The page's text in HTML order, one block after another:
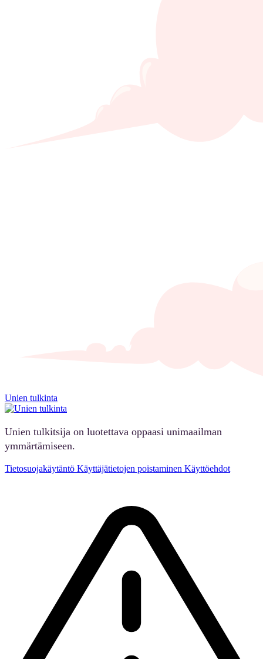
Unien tulkinta
Unien tulkitsija on luotettava oppaasi unimaailman
ymmärtämiseen.
Tietosuojakäytäntö Käyttäjätietojen poistaminen Käyttöehdot